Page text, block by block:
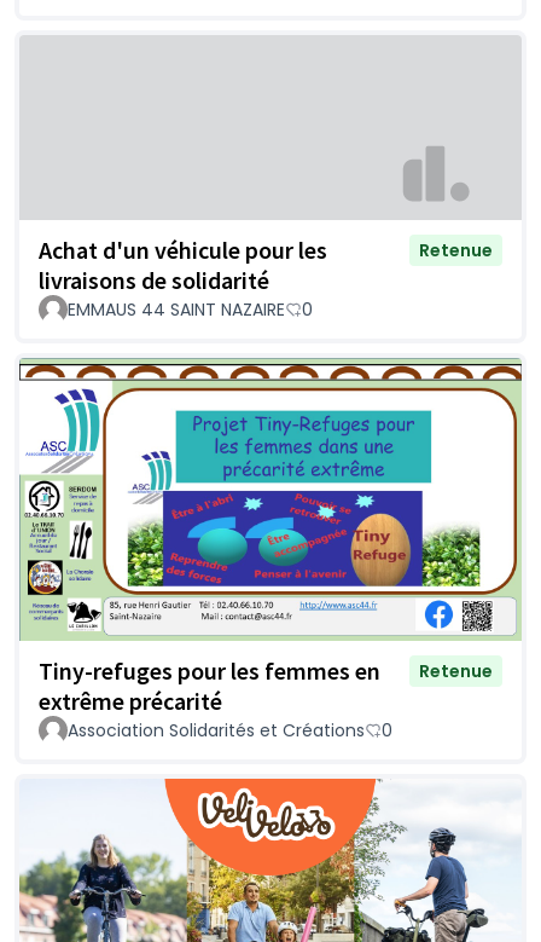
Achat d'un véhicule pour les
livraisons de solidarité
Retenue
EMMAUS 44 SAINT NAZAIRE 0
Tiny-refuges pour les femmes en
extrême précarité
Retenue
Association Solidarités et Créations 0